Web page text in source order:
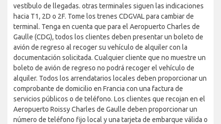
vestíbulo de llegadas. otras terminales siguen las indicaciones
hacia T1, 2D o 2F. Tome los trenes CDGVAL para cambiar de
terminal. Tenga en cuenta que para el Aeropuerto Charles de
Gaulle (CDG), todos los clientes deben presentar un boleto de
avión de regreso al recoger su vehículo de alquiler con la
documentación solicitada. Cualquier cliente que no muestre un
boleto de avión de regreso no podrá recoger el vehículo de
alquiler. Todos los arrendatarios locales deben proporcionar un
comprobante de domicilio en Francia con una factura de
servicios públicos o de teléfono. Los clientes que recojan en el
Aeropuerto Roissy Charles de Gaulle deben proporcionar un
número de teléfono fijo local y una tarjeta de embarque válida o